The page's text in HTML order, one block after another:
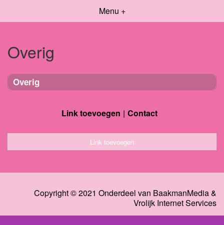
Menu +
Overig
Overig
Link toevoegen Contact
Link toevoegen
Copyright © 2021 Onderdeel van BaakmanMedia&
Vrolijk Internet Services